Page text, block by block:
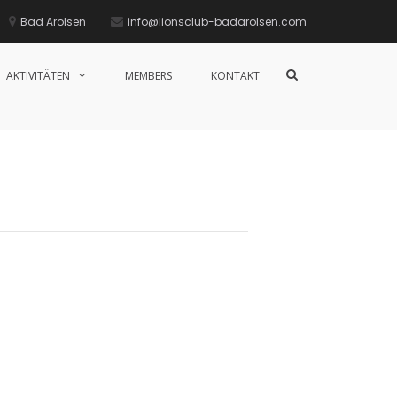
Bad Arolsen info@lionsclub-badarolsen.com
AKTIVITÄTEN MEMBERS KONTAKT
Such-